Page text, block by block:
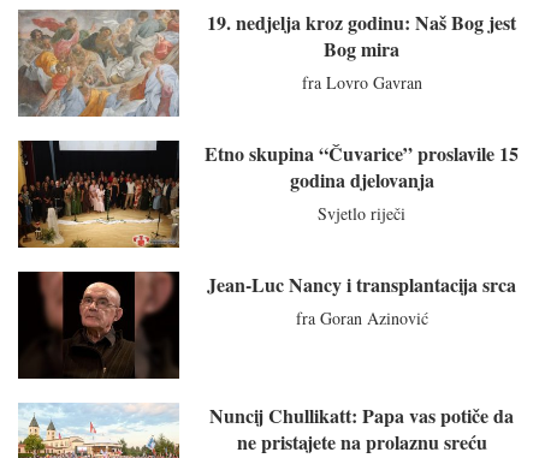
19. nedjelja kroz godinu: Naš Bog jest
Bog mira
fra Lovro Gavran
Etno skupina “Čuvarice” proslavile 15
godina djelovanja
Svjetlo riječi
Jean-Luc Nancy i transplantacija srca
fra Goran Azinović
Nuncij Chullikatt: Papa vas potiče da
ne pristajete na prolaznu sreću